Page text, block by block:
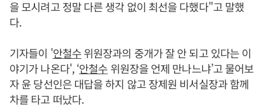
을 모시려고 정말 다른 생각 없이 최선을 다했다"고 말했
다.
기자들이 '안철수위원장과의 중개가 잘 안 되고 있다는 이
야기가 나온다', ‘안철수 위원장을 언제 만나느냐’고 물어보
자 윤 당선인은 대답을 하지 않고 장제원 비서실장과 함께
차를 타고 떠났다.